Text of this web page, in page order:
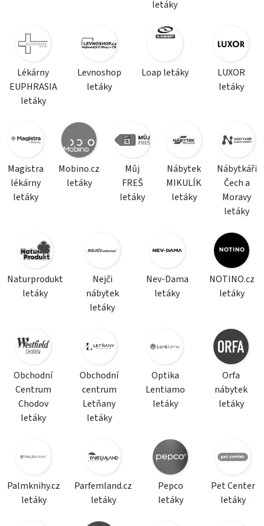
letáky
Lékárny
EUPHRASIA
letáky
Levnoshop
letáky
Loap letáky
LUXOR
letáky
Magistra
lékárny
letáky
Mobino.cz
letáky
Můj
FREŠ
letáky
Nábytek
MIKULÍK
letáky
Nábytkáři
Čech a
Moravy
letáky
Naturprodukt
letáky
Nejči
nábytek
letáky
Nev-Dama
letáky
NOTINO.cz
letáky
Obchodní
Centrum
Chodov
letáky
Obchodní
centrum
Letňany
letáky
Optika
Lentiamo
letáky
Orfa
nábytek
letáky
Palmknihy.cz
letáky
Parfemland.cz
letáky
Pepco
letáky
Pet Center
letáky